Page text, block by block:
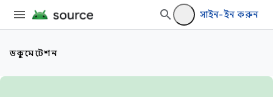
সাইন-ইন করুন
ডকুমেন্টেশন